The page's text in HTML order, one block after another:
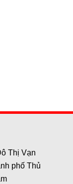
Thị Vạn
phố Thủ